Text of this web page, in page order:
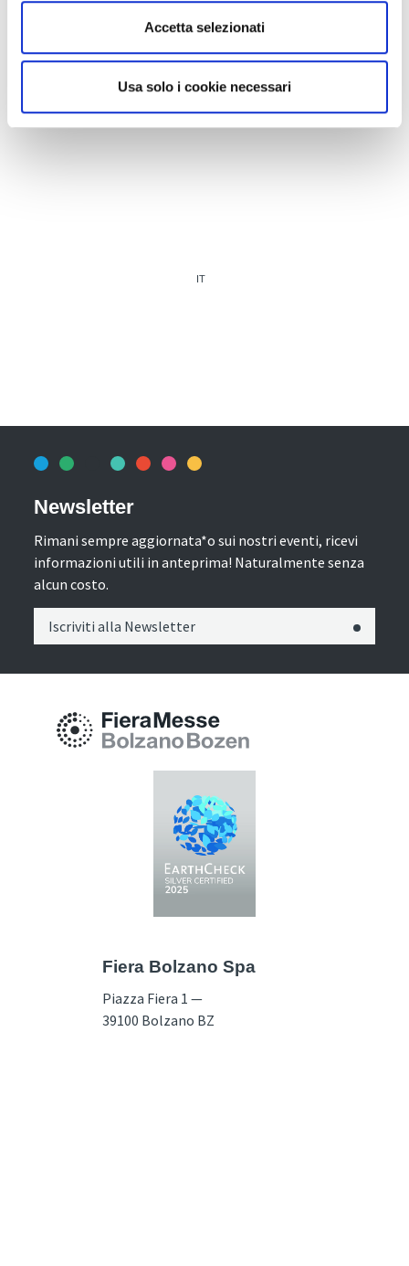
Accetta selezionati
Usa solo i cookie necessari
IT
Newsletter
Rimani sempre aggiornata*o sui nostri eventi, ricevi
informazioni utili in anteprima! Naturalmente senza
alcun costo.
Iscriviti alla Newsletter
Fiera Bolzano Spa
Piazza Fiera 1 —
39100 Bolzano BZ